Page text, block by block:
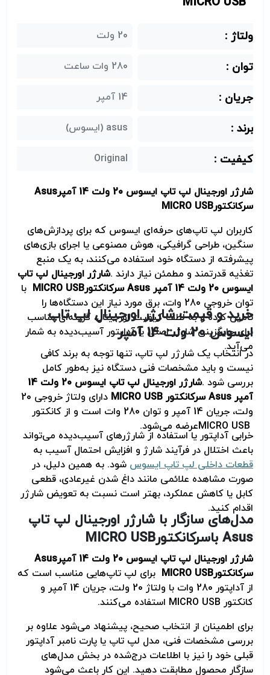
ولتاژ : 20 ولت
توان : 280 وات ساعت
جریان : 14 آمپر
برند : asus (ایسوس)
کیفیت : Original
شارژر اورجینال لپ تاپ ایسوس 20 ولت 14 آمپر
Asus
سرکانکتورMICRO USB
کاربران لپ تاپ‌های حرفه‌ای ایسوس که برای پردازش‌های
سنگین، طراحی گرافیکی، هوش مصنوعی یا اجرای بازی‌های
پیشرفته از دستگاه خود استفاده می‌کنند، به یک منبع
تغذیه قدرتمند و مطمئن نیاز دارند .شارژر اورجینال لپ تاپ
ایسوس 20 ولت 14 آمپر
AsusسرکانکتورMICRO USB با
توان خروجی 280 وات، برق مورد نیاز این دستگاه‌ها را
تامین کرده و به لطف کیفیت اورجینال، گزینه‌ای مناسب
برای جایگزینی شارژر اصلی یا آداپتور آسیب‌دیده به شمار
می‌آید.
خرید و قیمت شارژر اورجینال لپ تاپ
ایسوس 20 ولت 14 آمپر
در انتخاب یک شارژر لپ تاپ، تنها توجه به برند کافی
نیست و باید مشخصات فنی دستگاه نیز به‌طور کامل
بررسی شود .
شارژر اورجینال لپ تاپ ایسوس 20 ولت 14
آمپر Asusسرکانکتور MICRO USB
دارای ولتاژ خروجی 20
ولت، جریان 14 آمپر و توان 280 وات است و از کانکتور
MICRO USBعرضه می‌شود.
خرابی آداپتور یا استفاده از شارژرهای آسیب‌دیده می‌تواند
باعث اختلال در فرآیند شارژ و افزایش احتمال آسیب به
قطعات داخلی لپ تاپ ایسوس شود. به همین دلیل، در
صورت مشاهده علائمی مانند داغ شدن غیرعادی، قطعی
کابل یا کاهش عملکرد، بهتر است نسبت به تعویض شارژر
اقدام کنید.
مدل‌های سازگار با شارژر اورجینال لپ تاپ
Asus باسرکانکتورMICRO USB
شارژر اورجینال لپ تاپ ایسوس 20 ولت 14 آمپر
Asus
سرکانکتورMICRO USB برای لپ تاپ‌هایی مناسب است که
از آداپتور 280 وات با ولتاژ 20 ولت، جریان 14 آمپر و
کانکتور MICRO USB استفاده می‌کنند.
برای اطمینان از انتخاب صحیح، پیشنهاد می‌شود علاوه بر
بررسی مشخصات فنی، مدل لپ تاپ یا پارت نامبر آداپتور
قبلی خود را نیز با اطلاعات درج‌شده در بخش مدل‌های
سازگار محصول مطابقت دهید. این کار باعث می‌شود